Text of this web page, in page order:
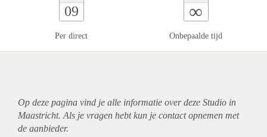
09
Per direct
∞
Onbepaalde tijd
Op deze pagina vind je alle informatie over deze Studio in
Maastricht. Als je vragen hebt kun je contact opnemen met
de aanbieder.